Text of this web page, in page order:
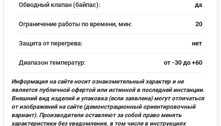
Обводный клапан (байпас): да
Ограничение работы по времени, мин: 20
Защита от перегрева: нет
Диапазон температур: от -30 до +60
Информация на сайте носит ознакомительный характер и не
является публичной офертой или истинной в последней инстанции.
Внешний вид изделий и упаковка (если заявлена) могут отличаться
от изображений на сайте (демонстрационный ориентировочный
вариант). Производители оставляют за собой право менять
характеристики без уведомления, в том числе в инструкциях